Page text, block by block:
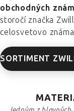
obchodných
storočí značka
celosvetovo
SORTIMENT